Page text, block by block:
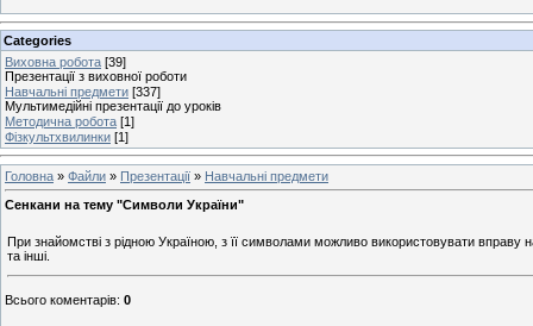
Categories
Виховна робота [39]
Презентації з виховної роботи
Навчальні предмети [337]
Мультимедійні презентації до уроків
Методична робота [1]
Фізкультхвилинки [1]
Головна » Файли » Презентації » Навчальні предмети
Сенкани на тему "Символи України"
При знайомстві з рідною Україною, з її символами можливо використовувати
та інші.
Всього коментарів: 0